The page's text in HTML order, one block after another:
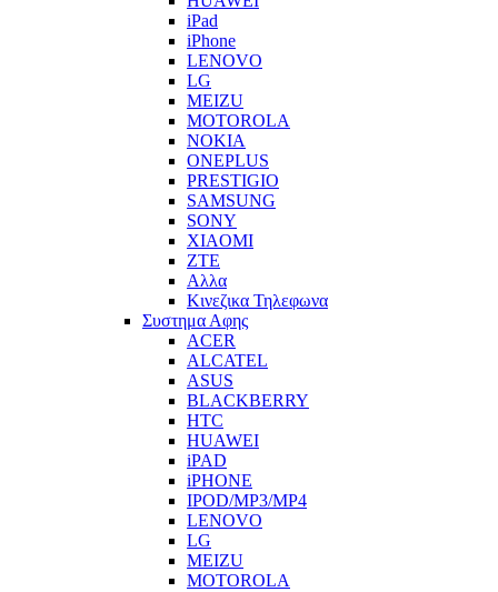
iPad
iPhone
LENOVO
LG
MEIZU
MOTOROLA
NOKIA
ONEPLUS
PRESTIGIO
SAMSUNG
SONY
XIAOMI
ZTE
Αλλα
Κινεζικα Τηλεφωνα
Συστημα Αφης
ACER
ALCATEL
ASUS
BLACKBERRY
HTC
HUAWEI
iPAD
iPHONE
IPOD/MP3/MP4
LENOVO
LG
MEIZU
MOTOROLA